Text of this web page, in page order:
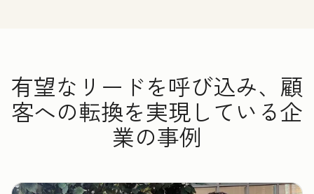
有望なリードを呼び込み、顧
客への転換を実現している企
業の事例